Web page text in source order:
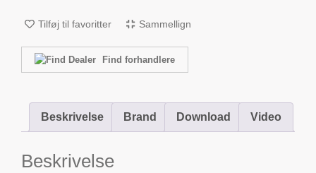
Tilføj til favoritter Sammellign
Find forhandlere
Beskrivelse Brand Download Video
Beskrivelse